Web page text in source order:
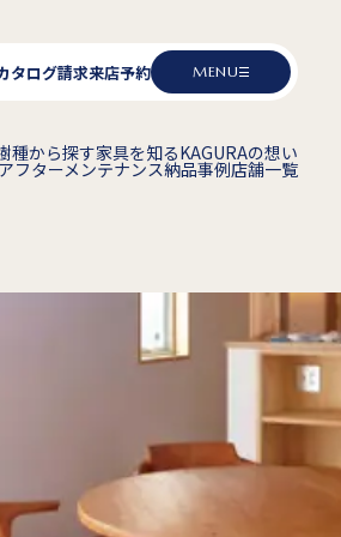
タログ請求来店予約 MENU
種から探す家具を知るKAGURAの想い
アフターメンテナンス納品事例店舗一覧